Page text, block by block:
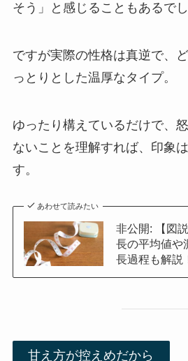
そう」と感じることもあるでし
ですが実際の性格は真逆で、
っとりとした温厚なタイプ。
ゆったり構えているだけで、
ないことを理解すれば、印象
す。
あわせて読みたい
非公開: 【図
長の平均値や
長過程も解説
甘え方が控えめだから